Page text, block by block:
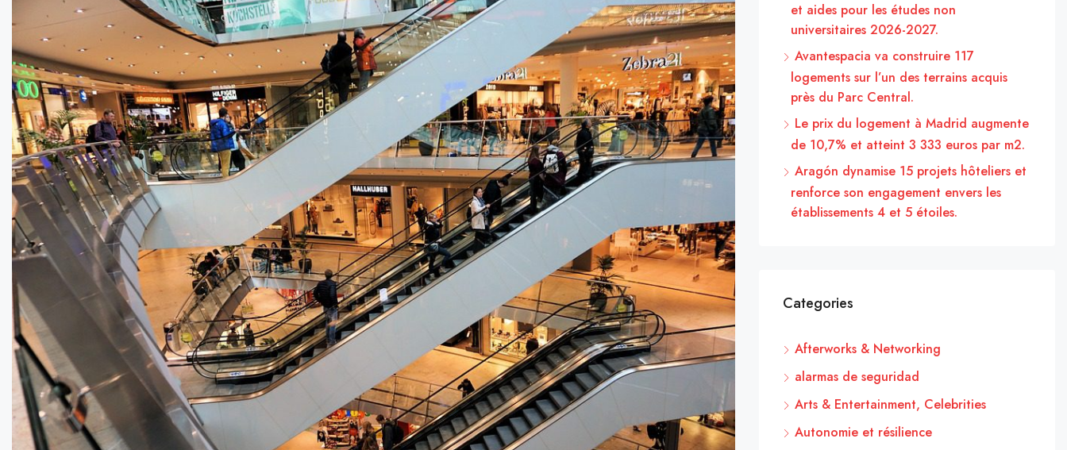
et aides pour les études non
universitaires 2026-2027.
Avantespacia va construire 117
logements sur l’un des terrains acquis
près du Parc Central.
Le prix du logement à Madrid augmente
de 10,7% et atteint 3 333 euros par m2.
Aragón dynamise 15 projets hôteliers et
renforce son engagement envers les
établissements 4 et 5 étoiles.
Categories
Afterworks & Networking
alarmas de seguridad
Arts & Entertainment, Celebrities
Autonomie et résilience